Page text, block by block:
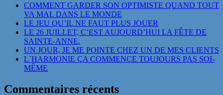
COMMENT GARDER SON OPTIMISTE QUAND TOUT
VA MAL DANS LE MONDE
LE JEU QU’IL NE FAUT PLUS JOUER
LE 26 JUILLET, C’EST AUJOURD’HUI LA FÊTE DE
SAINTE-ANNE.
UN JOUR, JE ME POINTE CHEZ UN DE MES CLIENTS
L`HARMONIE ÇA COMMENCE TOUJOURS PAS SOI-
MÊME
Commentaires récents